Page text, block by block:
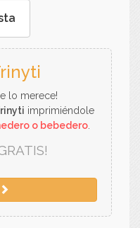
lo merece!
imprimiéndole
o bebedero.